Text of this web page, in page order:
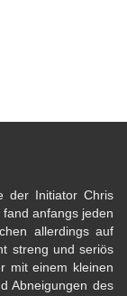
der Initiator Chris
anfangs jeden
allerdings auf
streng und seriös
mit einem kleinen
Abneigungen des